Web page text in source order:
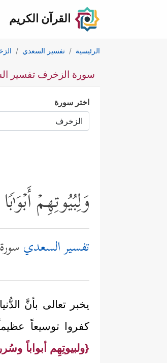
القرآن الكريم
الرئيسية تفسير السعدي
سورة الزخرف تفسير
اختر سورة
وَلِبُیُوتِهِمۡ أَبۡوَ
تفسير السعدي سورة
يخبر تعالى بأنَّ
كفروا توسيعاً
{ولبيوتِهِم أبواباً